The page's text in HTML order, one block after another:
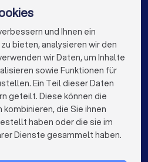
Sie mitbringen
(Mieten, Kapitalerträge etc.)
Fragen
in Hamburg
Steuerberater in Köln
Frankfurt am Main
in Stuttgart
in Düsseldorf
für Sie
und Ihnen ein
bieten, analysieren wir den
wir Daten, um Inhalte
sowie Funktionen für
Ein Teil dieser Daten
geteilt. Diese können die
die Sie ihnen
haben oder die sie im
Dienste gesammelt haben.